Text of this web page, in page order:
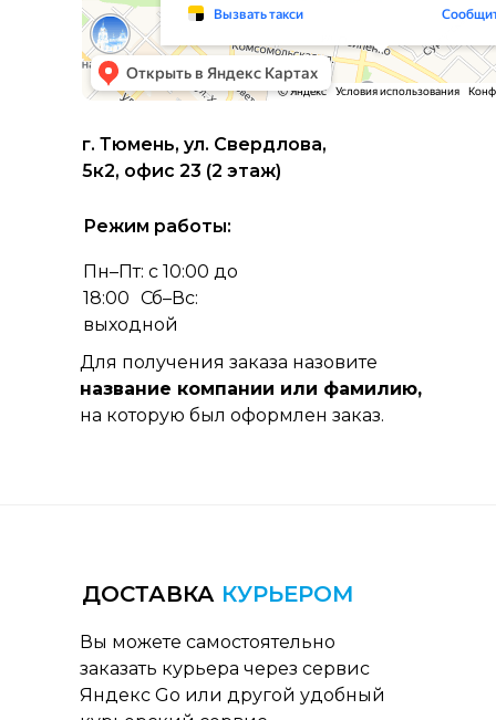
Пн–Пт: с 10:00 до
18:00 Сб–Вс:
выходной
Для получения заказа назовите
название компании или фамилию,
на которую был оформлен заказ.
г. Тюмень, ул. Свердлова,
5к2, офис 23 (2 этаж)
Режим работы:
ДОСТАВКА КУРЬЕРОМ
Вы можете самостоятельно
заказать курьера через сервис
Яндекс Go или другой удобный